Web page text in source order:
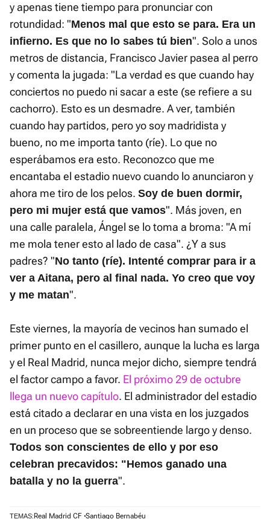
y apenas tiene tiempo para pronunciar con
rotundidad: "Menos mal que esto se para. Era un
infierno. Es que no lo sabes tú bien". Solo a unos
metros de distancia, Francisco Javier pasea al perro
y comenta la jugada: "La verdad es que cuando hay
conciertos no puedo ni sacar a este (se refiere a su
cachorro). Esto es un desmadre. A ver, también
cuando hay partidos, pero yo soy madridista y
bueno, no me importa tanto (ríe). Lo que no
esperábamos era esto. Reconozco que me
encantaba el estadio nuevo cuando lo anunciaron y
ahora me tiro de los pelos. Soy de buen dormir,
pero mi mujer está que vamos". Más joven, en
una calle paralela, Ángel se lo toma a broma: "A mí
me mola tener esto al lado de casa". ¿Y a sus
padres? "No tanto (ríe). Intenté comprar para ir a
ver a Aitana, pero al final nada. Yo creo que voy
y me matan".
Este viernes, la mayoría de vecinos han sumado el
primer punto en el casillero, aunque la lucha es larga
y el Real Madrid, nunca mejor dicho, siempre tendrá
el factor campo a favor. El próximo 29 de octubre
llega un nuevo capítulo. El administrador del estadio
está citado a declarar en una vista en los juzgados
en un proceso que se sobreentiende largo y denso.
Todos son conscientes de ello y por eso
celebran precavidos: "Hemos ganado una
batalla y no la guerra".
TEMAS: Real Madrid CF Santiago Bernabéu